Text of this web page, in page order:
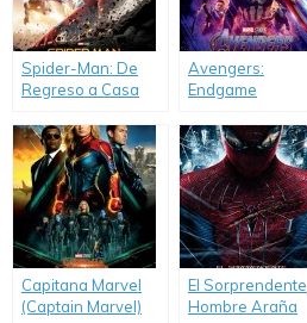
Spider-Man: De
Regreso a Casa
Homecoming)
Avengers:
Endgame
Capitana Marvel
(Captain Marvel)
El Sorprendente
Hombre Araña